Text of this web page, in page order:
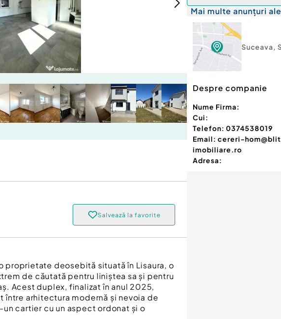
Salvează la favorite
proprietate deosebită situată în Lisaura, o
de căutată pentru liniștea sa și pentru
Acest duplex, finalizat în anul 2025,
arhitectura modernă și nevoia de
cartier cu un aspect ordonat și o
Mai multe anunțuri
Suceava,
Despre companie
Nume Firma:
Cui:
Telefon: 0374538019
Email: cereri-
imobiliare.ro
Adresa: